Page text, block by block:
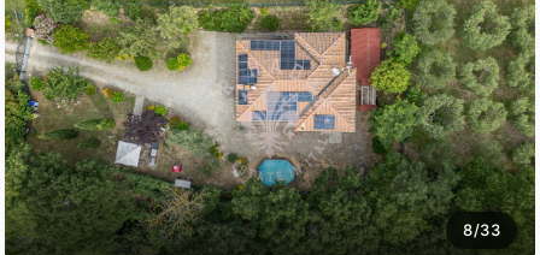
8/33